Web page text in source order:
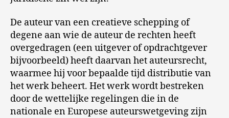
De auteur van een creatieve schepping of
degene aan wie de auteur de rechten heeft
overgedragen (een uitgever of opdrachtgever
bijvoorbeeld) heeft daarvan het auteursrecht,
waarmee hij voor bepaalde tijd distributie van
het werk beheert. Het werk wordt bestreken
door de wettelijke regelingen die in de
nationale en Europese auteurswetgeving zijn